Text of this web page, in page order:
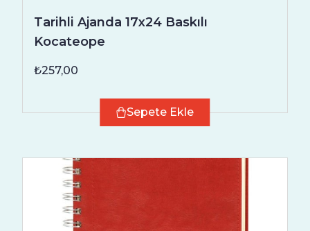
Tarihli Ajanda 17x24 Baskılı
Kocateope
₺257,00
Sepete Ekle